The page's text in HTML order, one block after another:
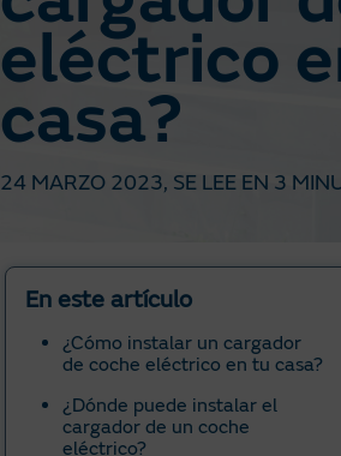
eléctrico
casa?
24 MARZO 2023, SE LEE EN 3
En este artículo
¿Cómo instalar un cargador
de coche eléctrico en tu casa?
¿Dónde puede instalar el
cargador de un coche
eléctrico?